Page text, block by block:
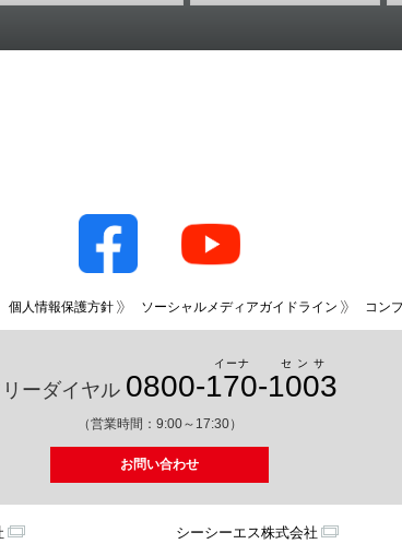
個人情報保護方針 ソーシャルメディアガイドライン コン
リーダイヤル 0800-170
イーナ
-1003
センサ
（営業時間：9:00～17:30）
お問い合わせ
シーシーエス株式会社